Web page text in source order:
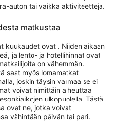
auton tai vaikka aktiviteetteja.
matkustaa
kuukaudet ovat . Niiden aikaan
ja lento- ja hotellihinnat ovat
on vähemmän.
saat myös lomamatkat
joskin täysin varmaa se ei
voivat nimittäin aiheuttaa
ulkopuolella. Tästä
ovat ne, jotka voivat
vähintään päivän tai pari.